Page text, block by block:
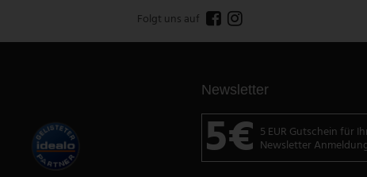
Folgt uns auf
Newsletter
5€ 5 EUR Gutschein für
Newsletter